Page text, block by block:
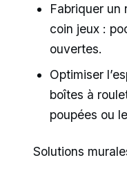
Fabriquer un
coin jeux :
ouvertes.
Optimiser
boîtes à
poupées ou
Solutions